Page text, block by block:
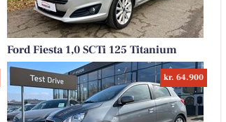
Ford Fiesta 1,0 SCTi 125 Titanium
kr. 64.900